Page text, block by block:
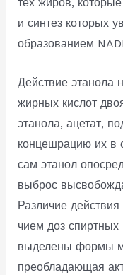
тех жиров,
и синтез которых
образованием
Действие этанола
жирных кислот
этанола, ацетат,
концешрацию их в
сам этанол
выброс
Различие
чием доз спиртных
выделены формы
преобладающая